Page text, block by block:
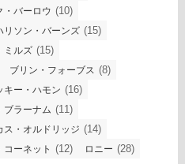
・バーロウ (10)
リソン・バーンズ (15)
ミルズ (15)
ブリン・フォーブス (8)
キー・ハモン (16)
ブラーナム (11)
ス・オルドリッジ (14)
コーネット (12) ロニー (28)